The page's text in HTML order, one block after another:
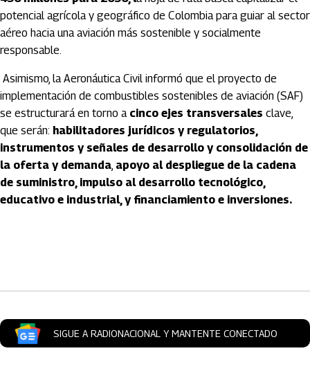
potencial agrícola y geográfico de Colombia para guiar al sector
aéreo hacia una aviación más sostenible y socialmente
responsable.
Asimismo, la Aeronáutica Civil informó que el proyecto de
implementación de combustibles sostenibles de aviación (SAF)
se estructurará en torno a cinco ejes transversales clave,
que serán: habilitadores jurídicos y regulatorios,
instrumentos y señales de desarrollo y consolidación de
la oferta y demanda, apoyo al despliegue de la cadena
de suministro, impulso al desarrollo tecnológico,
educativo e industrial, y financiamiento e inversiones.
SIGUE A RADIONACIONAL Y MANTENTE CONECTADO